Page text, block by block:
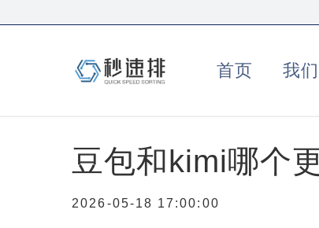
首页 我
豆包和kimi哪个
2026-05-18 17:00:00